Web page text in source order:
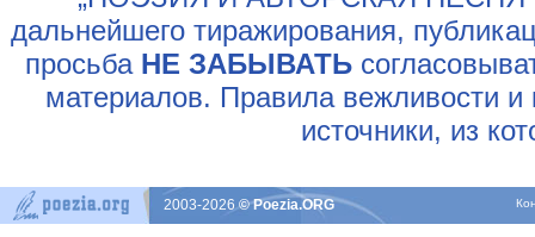
дальнейшего тиражирования,
просьба НЕ ЗАБЫВАТЬ
материалов. Правила вежливости и
источники, из
2003-2026© Poezia.ORG